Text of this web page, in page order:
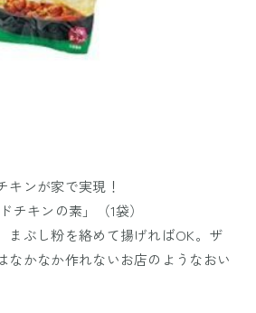
ンが家で実現！
チキンの素」（1袋）
まぶし粉を絡めて揚げればOK。ザ
なかなか作れないお店のようなおい